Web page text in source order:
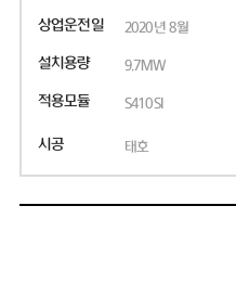
상업운전일 2020년 8월
설치용량 9.7MW
적용모듈 S410SI
시공 태호